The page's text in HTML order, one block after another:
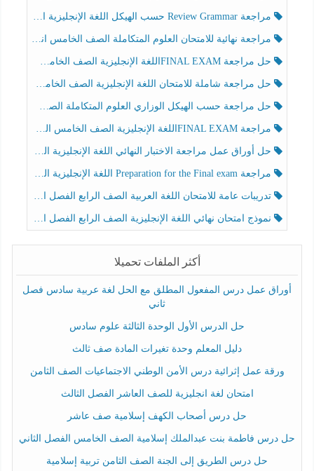
مراجعة Review Grammar حسب الهيكل اللغة الإنجليزية الصف الخامس الفصل الثالث
مراجعة نهائية للامتحان العلوم المتكاملة الصف الخامس انسبير الفصل الثالث
حل مراجعة FINAL EXAMاللغة الإنجليزية الصف الخامس الفصل الثالث
حل مراجعة شاملة للامتحان اللغة الإنجليزية الصف الخامس الفصل الثالث
حل مراجعة حسب الهيكل الوزاري العلوم المتكاملة الصف الخامس عام الفصل الثالث
مراجعة FINAL EXAMاللغة الإنجليزية الصف الخامس الفصل الثالث
حل أوراق عمل مراجعة الاختبار النهائي اللغة الإنجليزية الصف الرابع الفصل الثالث
مراجعة Preparation for the Final exam اللغة الإنجليزية الصف الرابع الفصل الثالث
تدريبات عامة للامتحان اللغة العربية الصف الرابع الفصل الثالث
نموذج امتحان نهائي اللغة الإنجليزية الصف الرابع الفصل الثالث
أكثر الملفات تحميلا
أوراق عمل درس المفعول المطلق مع الحل لغة عربية سادس فصل
ثاني
حل الدرس الأول الوحدة الثالثة علوم سادس
دليل المعلم وحدة تغيرات المادة صف ثالث
ورقة عمل إثرائية درس الأمن الوطني الاجتماعيات الصف الثامن
امتحان لغة انجليزية للصف العاشر الفصل الثالث
حل درس أصحاب الكهف إسلامية صف عاشر
حل درس فاطمة بنت عبدالملك إسلامية الصف الخامس الفصل الثاني
حل درس الطريق إلى الجنة الصف الثامن تربية إسلامية